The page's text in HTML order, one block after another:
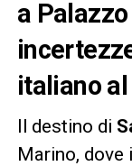
a
italiano
Il destino di
Marino, dove